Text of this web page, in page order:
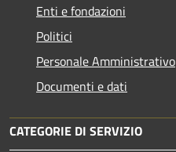
Enti e fondazioni
Politici
Personale Amministrativo
Documenti e dati
CATEGORIE DI SERVIZIO